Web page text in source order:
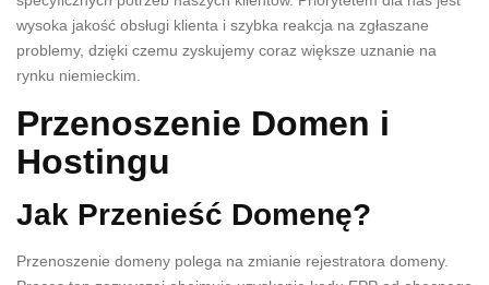
wysoka jakość obsługi klienta i szybka reakcja na zgłaszane
problemy, dzięki czemu zyskujemy coraz większe uznanie na
rynku niemieckim.
Przenoszenie Domen i
Hostingu
Jak Przenieść Domenę?
Przenoszenie domeny polega na zmianie rejestratora domeny.